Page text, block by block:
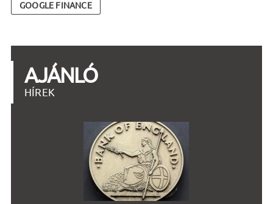
GOOGLE FINANCE
AJÁNLÓ
HÍREK